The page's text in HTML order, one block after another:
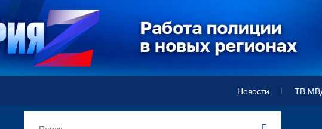
Новости ТВ